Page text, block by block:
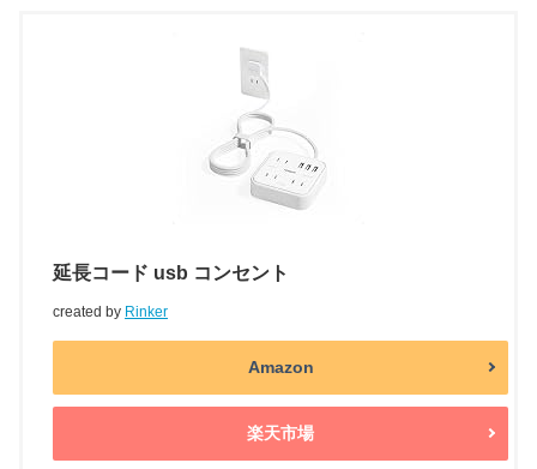
延長コード usb コンセント
created by Rinker
Amazon
楽天市場